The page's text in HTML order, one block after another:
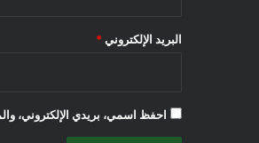
البريد الإلكتروني *
احفظ اسمي، بريدي الإلكتروني،